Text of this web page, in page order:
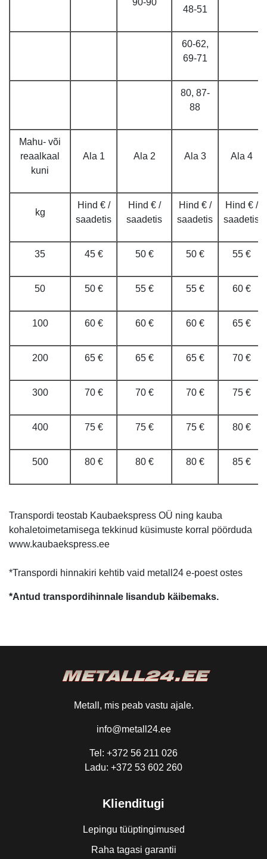
90-90
48-51
60-62,
69-71
80, 87-
88
Mahu- või
reaalkaal
kuni
Ala 1 Ala 2 Ala 3 Ala 4
kg
Hind € /
saadetis
Hind € /
saadetis
Hind € /
saadetis
Hind € /
saadetis
35 45 € 50 € 50 € 55 €
50 50 € 55 € 55 € 60 €
100 60 € 60 € 60 € 65 €
200 65 € 65 € 65 € 70 €
300 70 € 70 € 70 € 75 €
400 75 € 75 € 75 € 80 €
500 80 € 80 € 80 € 85 €
Transpordi teostab Kaubaekspress OÜ ning kauba
kohaletoimetamisega tekkinud küsimuste korral pöörduda
www.kaubaekspress.ee
*Transpordi hinnakiri kehtib vaid metall24 e-poest ostes
*Antud transpordihinnale lisandub käibemaks.
Metall, mis peab vastu ajale.
info@metall24.ee
Tel: +372 56 211 026
Ladu: +372 53 602 260
Klienditugi
Lepingu tüüptingimused
Raha tagasi garantii